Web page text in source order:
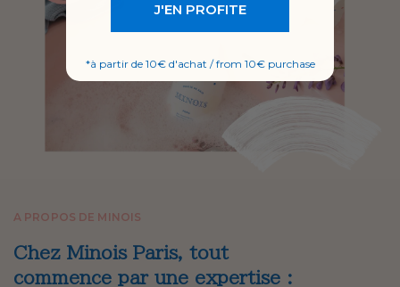
A PROPOS DE MINOIS
Chez Minois Paris, tout
commence par une expertise :
J'EN PROFITE
*à partir de 10€ d'achat / from 10€ purchase